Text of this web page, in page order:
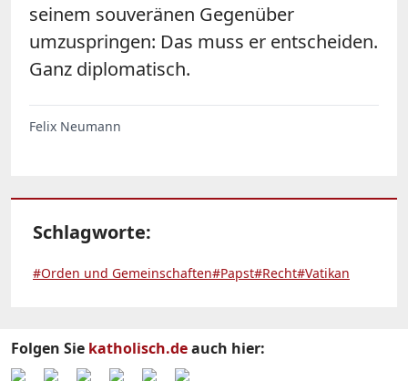
seinem souveränen Gegenüber
umzuspringen: Das muss er entscheiden.
Ganz diplomatisch.
Felix Neumann
Schlagworte:
#Orden und Gemeinschaften#Papst#Recht#Vatikan
Folgen Sie katholisch.deauch hier: